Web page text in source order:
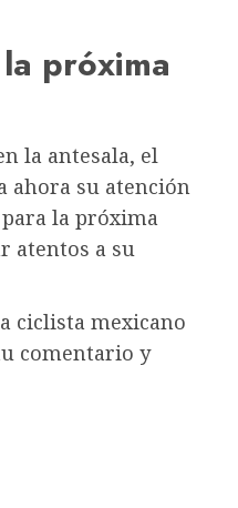
próxima
la antesala, el
ahora su atención
la próxima
atentos a su
ciclista mexicano
comentario y